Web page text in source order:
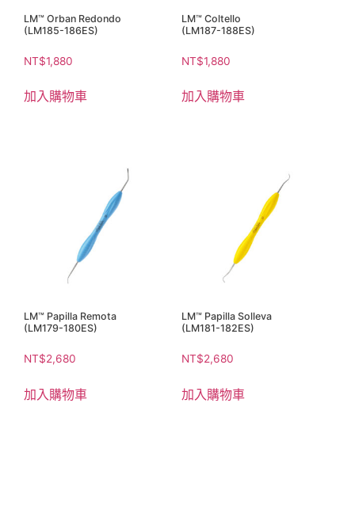
LM™ Orban Redondo
(LM185-186ES)
NT$1,880
加入購物車
LM™ Coltello
(LM187-188ES)
NT$1,880
加入購物車
LM™ Papilla Remota
(LM179-180ES)
NT$2,680
加入購物車
LM™ Papilla Solleva
(LM181-182ES)
NT$2,680
加入購物車